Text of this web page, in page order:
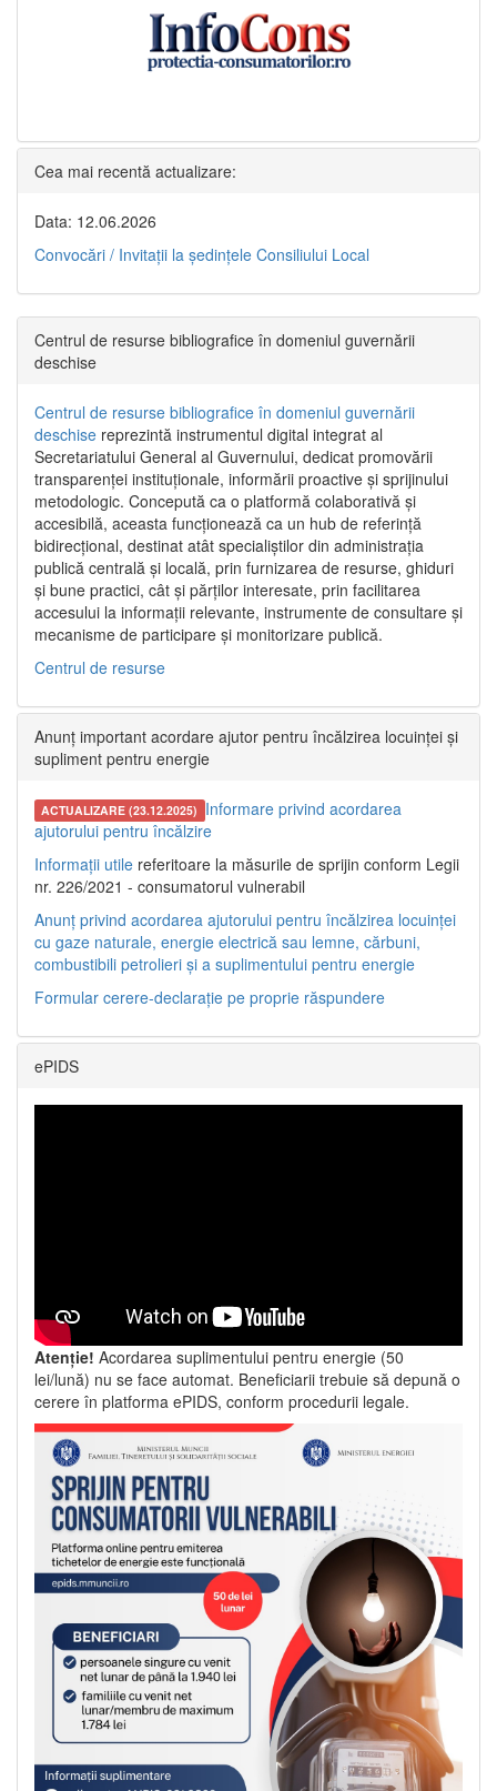
Cea mai recentă actualizare:
Data: 12.06.2026
Convocări / Invitaţii la şedinţele Consiliului Local
Centrul de resurse bibliografice în domeniul guvernării
deschise
Centrul de resurse bibliografice în domeniul guvernării
deschise reprezintă instrumentul digital integrat al
Secretariatului General al Guvernului, dedicat promovării
transparenței instituționale, informării proactive și sprijinului
metodologic. Concepută ca o platformă colaborativă și
accesibilă, aceasta funcționează ca un hub de referință
bidirecțional, destinat atât specialiștilor din administrația
publică centrală și locală, prin furnizarea de resurse, ghiduri
și bune practici, cât și părților interesate, prin facilitarea
accesului la informații relevante, instrumente de consultare și
mecanisme de participare și monitorizare publică.
Centrul de resurse
Anunț important acordare ajutor pentru încălzirea locuinței și
supliment pentru energie
ACTUALIZARE (23.12.2025) Informare privind acordarea
ajutorului pentru încălzire
Informații utile referitoare la măsurile de sprijin conform Legii
nr. 226/2021 - consumatorul vulnerabil
Anunț privind acordarea ajutorului pentru încălzirea locuinței
cu gaze naturale, energie electrică sau lemne, cărbuni,
combustibili petrolieri și a suplimentului pentru energie
Formular cerere-declarație pe proprie răspundere
ePIDS
Atenție! Acordarea suplimentului pentru energie (50
lei/lună) nu se face automat. Beneficiarii trebuie să depună o
cerere în platforma ePIDS, conform procedurii legale.